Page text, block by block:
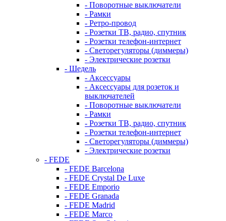
- Поворотные выключатели
- Рамки
- Ретро-провод
- Розетки ТВ, радио, спутник
- Розетки телефон-интернет
- Светорегуляторы (диммеры)
- Электрические розетки
- Шедель
- Аксессуары
- Аксессуары для розеток и
выключателей
- Поворотные выключатели
- Рамки
- Розетки ТВ, радио, спутник
- Розетки телефон-интернет
- Светорегуляторы (диммеры)
- Электрические розетки
- FEDE
- FEDE Barcelona
- FEDE Crystal De Luxe
- FEDE Emporio
- FEDE Granada
- FEDE Madrid
- FEDE Marco